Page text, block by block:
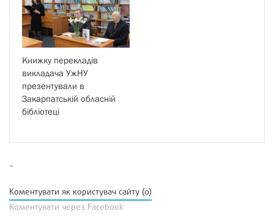
Книжку перекладів
викладача УжНУ
презентували в
Закарпатській обласній
бібліотеці
-
Коментувати як користувач сайту (0)
Коментувати через Facebook